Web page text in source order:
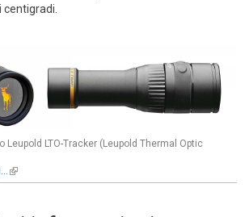
centigradi.
Leupold LTO-Tracker (Leupold Thermal Optic
(link is external)